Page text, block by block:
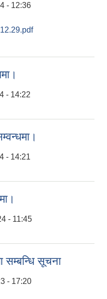
- 12:36
- 14:22
- 14:21
- 11:45
सम्बन्धि सूचना
- 17:20